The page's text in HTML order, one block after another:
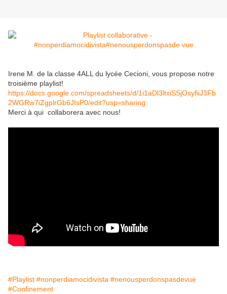
Irene M. de la classe 4ALL du lycée Cecioni, vous propose notre
troisième playlist!
https://docs.google.com/spreadsheets/d/1i1aDl3ltxiSSjOsyfiiJ3Fb
2WGRw7iZgplrGb6JIsP0/edit?usp=sharing
Merci à qui collaborera avec nous!
#Playlist #nonperdiamocidivista #nenousperdonspasdevue
#Confinement